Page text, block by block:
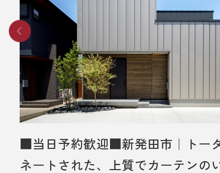
■当日予約歓迎■新発田市｜トー
ネートされた、上質でカーテンの